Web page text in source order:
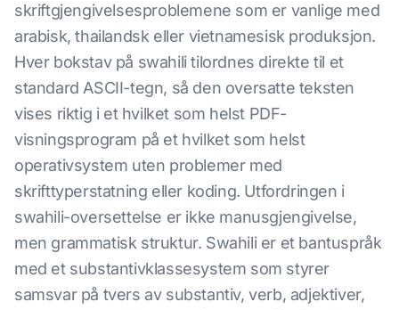
skriftgjengivelsesproblemene som er vanlige med
arabisk, thailandsk eller vietnamesisk produksjon.
Hver bokstav på swahili tilordnes direkte til et
standard ASCII-tegn, så den oversatte teksten
vises riktig i et hvilket som helst PDF-
visningsprogram på et hvilket som helst
operativsystem uten problemer med
skrifttyperstatning eller koding. Utfordringen i
swahili-oversettelse er ikke manusgjengivelse,
men grammatisk struktur. Swahili er et bantuspråk
med et substantivklassesystem som styrer
samsvar på tvers av substantiv, verb, adjektiver,